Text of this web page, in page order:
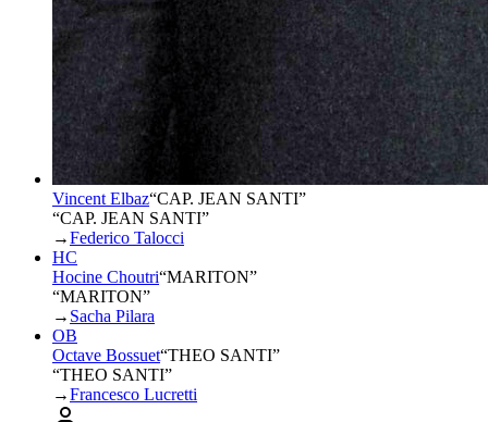
Vincent Elbaz“CAP. JEAN SANTI”
“CAP. JEAN SANTI”
→Federico Talocci
HC
Hocine Choutri“MARITON”
“MARITON”
→ Sacha Pilara
OB
Octave Bossuet“THEO SANTI”
“THEO SANTI”
→Francesco Lucretti